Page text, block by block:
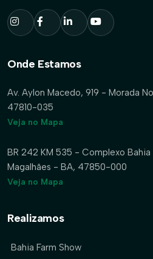
Onde Estamos
Av. Aylon Macedo, 919 - Morada
47810-035
Veja no Mapa
BR 242 KM 535 - Complexo Bahia
Magalhães - BA, 47850-000
Veja no Mapa
Realizamos
Bahia Farm Show